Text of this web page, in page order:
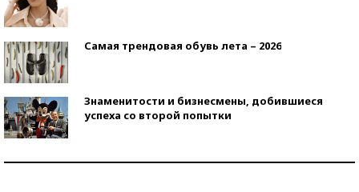
Самая трендовая обувь лета – 2026
Знаменитости и бизнесмены, добившиеся
успеха со второй попытки